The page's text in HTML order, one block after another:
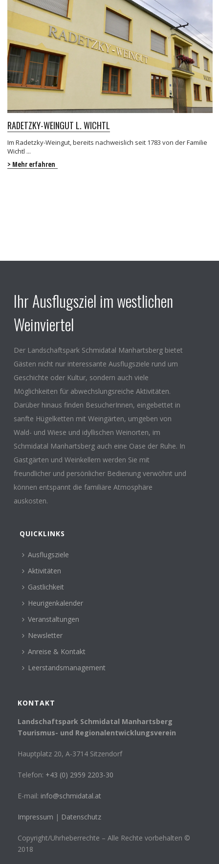
RADETZKY-WEINGUT L. WICHTL
Im Radetzky-Weingut, bereits nachweislich seit 1783 von der Familie
Wichtl ...
> Mehr erfahren
Ihr Ausflugsziel im westlichen
Weinviertel
Der Landschaftspark Schmidatal Manhartsberg bietet
Gästen nicht nur interessante Ausflugsziele rund um
Geschichte oder Kultur, sondern auch viele
Möglichkeiten für abwechslungsreiche Aktivitäten.
Darüber hinaus finden BesucherInnen, eingebettet in
sanfte Hügelketten mit Weingärten, umgeben von
Wald- und Wiese und idyllischen Weinorten, im
Schmidatal Manhartsberg auch eine Oase der Ruhe. In
Gastgärten und Weinkellern werden Sie mit
freundlicher und persönlicher Bedienung verwöhnt und
können entspannt die familiäre Atmosphäre
auskosten.
QUICKLINKS
Ausflugsziele
Aktivitäten
Gastlichkeit
Heurigenkalender
Veranstaltungen
Newsletter
Anreise & Kontakt
Leerstandsmanagement
KONTAKT
Landschaftspark Schmidatal Manhartsberg
Tourismus- und Regionalentwicklungsverein
Hauptplatz 20, A-3714 Sitzendorf
Telefon: +43 (0) 2959 2203-30
E-mail: info@schmidatal.at
Impressum | Datenschutz
Copyright/Uhrheberrechte – Alle Rechte vorbehalten ©
2018